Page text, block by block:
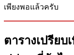
เพียงพอแล้วครับ
ตารางเปรียบ